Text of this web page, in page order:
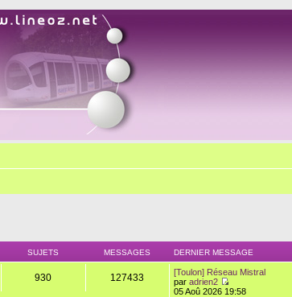
SUJETS MESSAGES DERNIER MESSAGE
930 127433
[Toulon] Réseau Mistral
paradrien2
05 Aoû 2026 19:58